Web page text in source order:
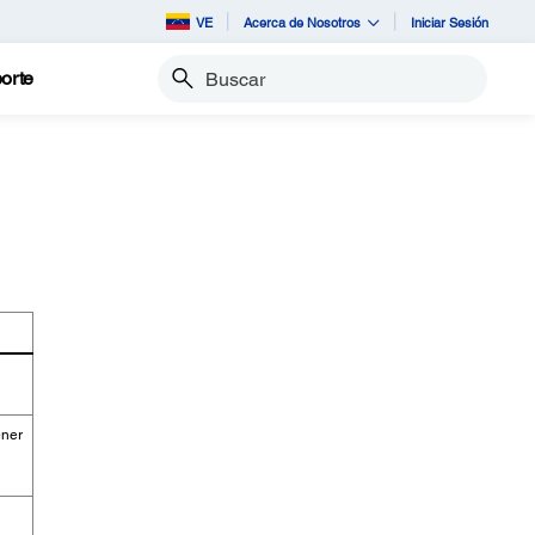
VE Acerca de Nosotros Iniciar Sesión
Buscar